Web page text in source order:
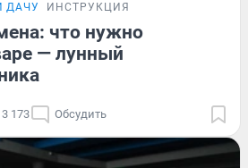
ДАЧУ ИНСТРУКЦИЯ
что нужно
— лунный
3 173 Обсудить